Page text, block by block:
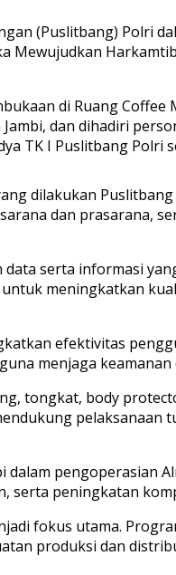
(Puslitbang) Polri
Mewujudkan
di Ruang Coffee
Jambi, dan dihadiri
TK I Puslitbang
dilakukan
dan prasarana,
serta informasi
meningkatkan
efektivitas
menjaga
tongkat, body
pelaksanaan
pengoperasian
serta peningkatan
fokus utama.
produksi dan